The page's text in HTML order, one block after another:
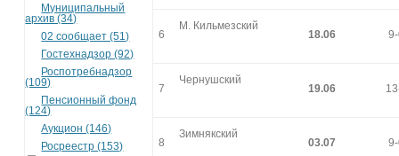
Муниципальный
архив (34)
02 сообщает (51)
Гостехнадзор (92)
Роспотребнадзор
(109)
Пенсионный фонд
(124)
Аукцион (146)
Росреестр (153)
6
М. Кильмезский
18.06
7
Чернушский
19.06
8
Зимнякский
03.07